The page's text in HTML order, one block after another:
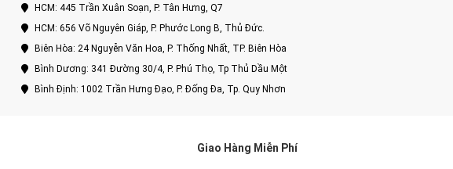
HCM: 445 Trần Xuân Soạn, P. Tân Hưng, Q7
HCM: 656 Võ Nguyên Giáp, P. Phước Long B, Thủ Đức.
Biên Hòa: 24 Nguyễn Văn Hoa, P. Thống Nhất, TP. Biên Hòa
Bình Dương: 341 Đường 30/4, P. Phú Thọ, Tp Thủ Dầu Một
Bình Định: 1002 Trần Hưng Đạo, P. Đống Đa, Tp. Quy Nhơn
Giao Hàng Miễn Phí